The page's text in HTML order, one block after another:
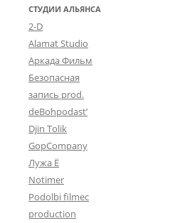
СТУДИИ АЛЬЯНСА
2-D
Alamat Studio
Аркада Фильм
Безопасная
запись prod.
deBohpodast’
Djin Tolik
GopCompany
Лужа Ё
Notimer
Podolbi filmec
production